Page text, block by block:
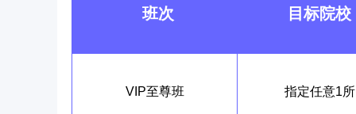
班次 目标院校
VIP至尊班 指定任意1所